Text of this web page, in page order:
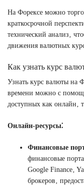
На Форексе можно
краткосрочной
технический анализ‚
движения валютных
Как узнать курс
Узнать курс валюты на
времени можно с
доступных как онлайн‚
Онлайн-ресурсы⁚
Финансовые
финансовые
Google Finance‚
брокеров‚